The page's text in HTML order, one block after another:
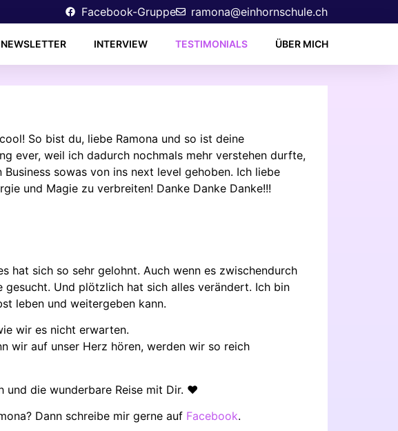
Facebook-Gruppe ramona@einhornschule.ch
NEWSLETTER INTERVIEW TESTIMONIALS ÜBER MICH
So bist du, liebe Ramona und so ist deine
ever, weil ich dadurch nochmals mehr verstehen durfte,
sowas von ins next level gehoben. Ich liebe
und Magie zu verbreiten! Danke Danke Danke!!!
hat sich so sehr gelohnt. Auch wenn es zwischendurch
Und plötzlich hat sich alles verändert. Ich bin
leben und weitergeben kann.
wir es nicht erwarten.
wir auf unser Herz hören, werden wir so reich
und die wunderbare Reise mit Dir. ❤️
Dann schreibe mir gerne auf Facebook.